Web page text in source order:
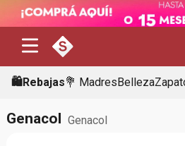
🛍️Rebajas💐 MadresBelleza
Genacol Genacol